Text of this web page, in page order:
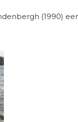
(1990)